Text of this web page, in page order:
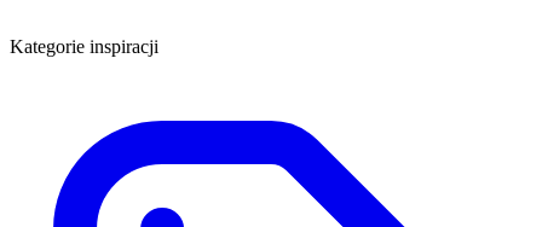
Kategorie inspiracji